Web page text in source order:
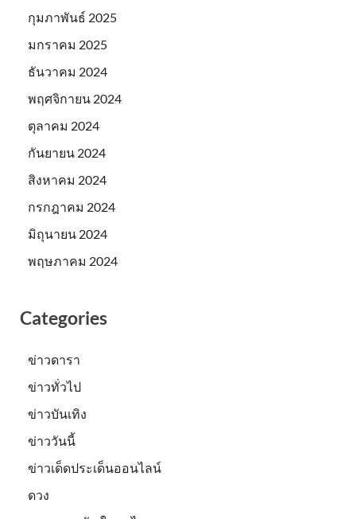
กุมภาพันธ์ 2025
มกราคม 2025
ธันวาคม 2024
พฤศจิกายน 2024
ตุลาคม 2024
กันยายน 2024
สิงหาคม 2024
กรกฎาคม 2024
มิถุนายน 2024
พฤษภาคม 2024
Categories
ข่าวดารา
ข่าวทั่วไป
ข่าวบันเทิง
ข่าววันนี้
ข่าวเด็ดประเด็นออนไลน์
ดวง